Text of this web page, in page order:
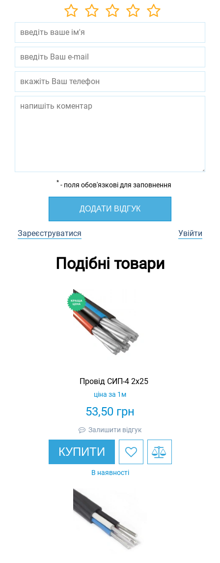
* - поля обов'язкові для заповнення
ДОДАТИ ВІДГУК
Зареєструватися Увійти
Подібні товари
Провід СИП-4 2х25
53,50 грн
ціна за 1м
Залишити відгук
КУПИТИ
В наявності